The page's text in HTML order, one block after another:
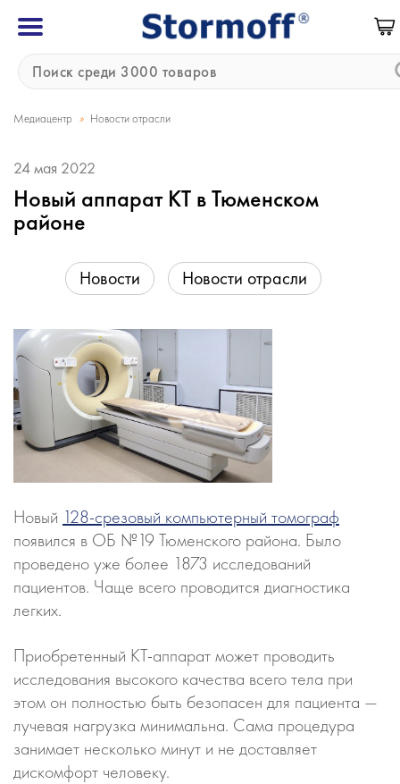
Медиацентр » Новости отрасли
24 мая 2022
Новый аппарат КТ в Тюменском
районе
Новости Новости отрасли
Новый 128-срезовый компьютерный томограф
появился в ОБ №19 Тюменского района. Было
проведено уже более 1873 исследований
пациентов. Чаще всего проводится диагностика
легких.
Приобретенный КТ-аппарат может проводить
исследования высокого качества всего тела при
этом он полностью быть безопасен для пациента —
лучевая нагрузка минимальна. Сама процедура
занимает несколько минут и не доставляет
дискомфорт человеку.